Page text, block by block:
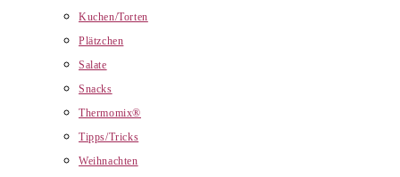
Kuchen/Torten
Plätzchen
Salate
Snacks
Thermomix®
Tipps/Tricks
Weihnachten